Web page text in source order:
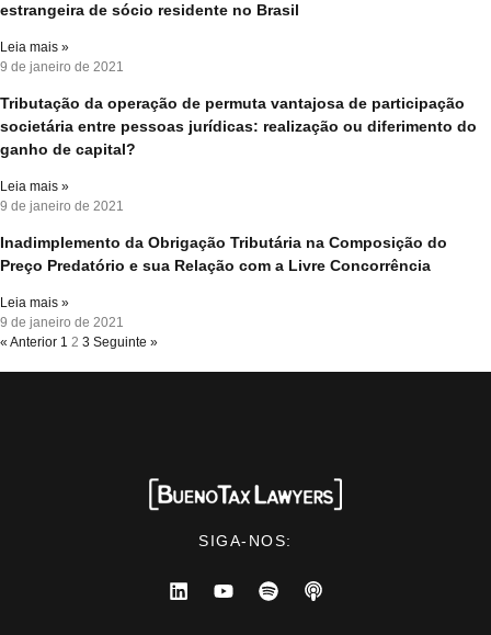
estrangeira de sócio residente no Brasil
Leia mais »
9 de janeiro de 2021
Tributação da operação de permuta vantajosa de participação
societária entre pessoas jurídicas: realização ou diferimento do
ganho de capital?
Leia mais »
9 de janeiro de 2021
Inadimplemento da Obrigação Tributária na Composição do
Preço Predatório e sua Relação com a Livre Concorrência
Leia mais »
9 de janeiro de 2021
« Anterior 1 2 3 Seguinte »
SIGA-NOS: